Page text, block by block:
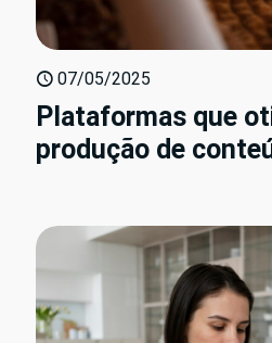
07/05/2025
Plataformas que
produção de